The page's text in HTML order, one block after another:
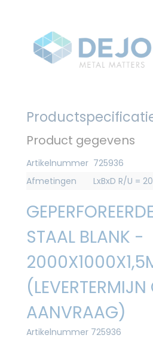
Product gegevens
Artikelnummer 725936
Afmetingen
LxBxD R/U =
STAAL BLANK -
(LEVERTERMIJN
AANVRAAG)
Artikelnummer 725936